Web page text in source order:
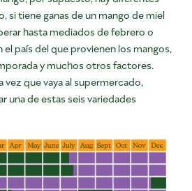
si tiene ganas de un mango de miel
hasta mediados de febrero o
el país del que provienen los mangos,
y muchos otros factores.
que vaya al supermercado,
una de estas seis variedades